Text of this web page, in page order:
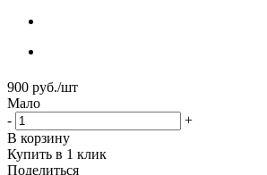
900 руб./шт
Мало
-
+
В корзину
Купить в 1 клик
Поделиться